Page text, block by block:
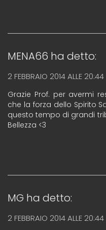
MENA66 ha detto:
2 FEBBRAIO 2014 ALLE 20:44
Grazie Prof. per avermi
che la forza dello Spirito
questo tempo di grandi
Bellezza <3
MG ha detto:
2 FEBBRAIO 2014 ALLE 20:44